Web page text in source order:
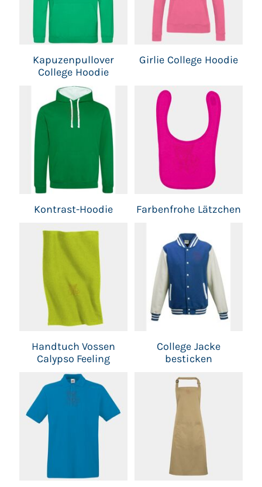
Kapuzenpullover
College Hoodie
Girlie College Hoodie
Kontrast-Hoodie Farbenfrohe Lätzchen
Handtuch Vossen
Calypso Feeling
College Jacke
besticken